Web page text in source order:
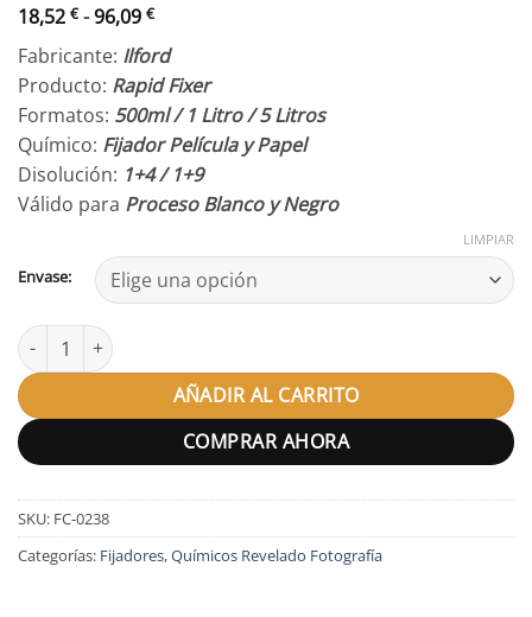
18,52 € -96,09 €Rango
de
precios:
desde
18,52 €
hasta
96,09 €
Fabricante: Ilford
Producto: Rapid Fixer
Formatos: 500ml / 1 Litro / 5 Litros
Químico: Fijador Película y Papel
Disolución: 1+4 / 1+9
Válido para Proceso Blanco y Negro
Envase:
LIMPIAR
Fijador Ilford RAPID FIXER cantidad
AÑADIR AL CARRITO
COMPRAR AHORA
SKU: FC-0238
Categorías: Fijadores,Químicos Revelado Fotografía